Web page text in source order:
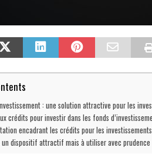
: une solution attractive pour les
crédits pour investir dans les fonds
encadrant les crédits pour les
un dispositif attractif mais à utiliser avec prudence